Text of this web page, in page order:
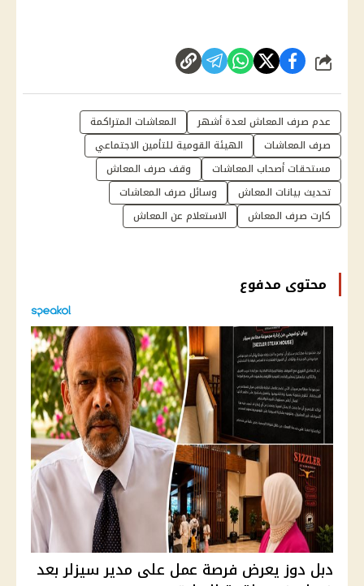
شارك
عدم صرف المعاش لعدة أشهر
المعاشات المتراكمة
صرف المعاشات
الهيئة القومية للتأمين الاجتماعي
مستحقات أصحاب المعاشات
وقف صرف المعاش
تحديث بيانات المعاش
وسائل صرف المعاشات
كارت صرف المعاش
الاستعلام عن المعاش
محتوى مدفوع
دبل دوز يعرض فرصة عمل على مدير سيزلر بعد